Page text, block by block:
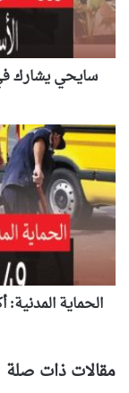
لمؤتمر
العمل
الدولي
بجنيف
الحماية
المدنية:
أكثر
من
23
ألف
قتيل
في
خلال
أسبوع
مقالات ذات صلة